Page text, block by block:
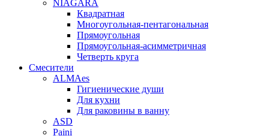
NIAGARA
Квадратная
Многоугольная-пентагональная
Прямоугольная
Прямоугольная-асимметричная
Четверть круга
Смесители
ALMAes
Гигиенические души
Для кухни
Для раковины в ванну
ASD
Paini